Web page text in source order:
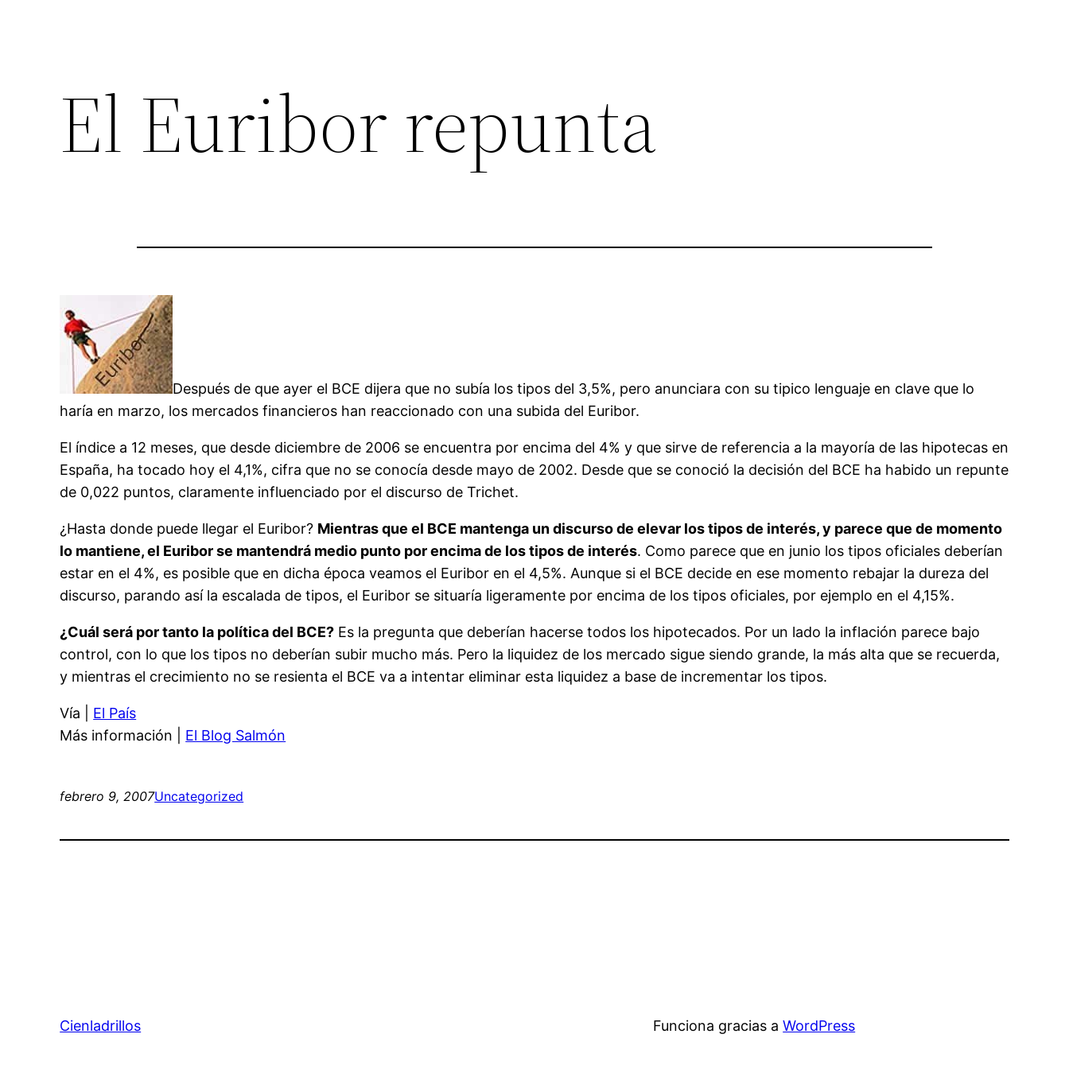
El Euribor repunta
Después de que ayer el BCE dijera que no subía los tipos del 3,5%, pero anunciara con su tipico lenguaje en clave que lo
haría en marzo, los mercados financieros han reaccionado con una subida del Euribor.
El índice a 12 meses, que desde diciembre de 2006 se encuentra por encima del 4% y que sirve de referencia a la mayoría de las hipotecas en
España, ha tocado hoy el 4,1%, cifra que no se conocía desde mayo de 2002. Desde que se conoció la decisión del BCE ha habido un repunte
de 0,022 puntos, claramente influenciado por el discurso de Trichet.
¿Hasta donde puede llegar el Euribor? Mientras que el BCE mantenga un discurso de elevar los tipos de interés, y parece que de momento
lo mantiene, el Euribor se mantendrá medio punto por encima de los tipos de interés. Como parece que en junio los tipos oficiales deberían
estar en el 4%, es posible que en dicha época veamos el Euribor en el 4,5%. Aunque si el BCE decide en ese momento rebajar la dureza del
discurso, parando así la escalada de tipos, el Euribor se situaría ligeramente por encima de los tipos oficiales, por ejemplo en el 4,15%.
¿Cuál será por tanto la política del BCE? Es la pregunta que deberían hacerse todos los hipotecados. Por un lado la inflación parece bajo
control, con lo que los tipos no deberían subir mucho más. Pero la liquidez de los mercado sigue siendo grande, la más alta que se recuerda,
y mientras el crecimiento no se resienta el BCE va a intentar eliminar esta liquidez a base de incrementar los tipos.
Vía | El País
Más información | El Blog Salmón
febrero 9, 2007Uncategorized
Cienladrillos Funciona gracias aWordPress